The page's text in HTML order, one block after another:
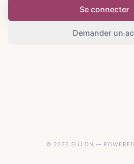
Se connecter
Demander un
© 2026 SILLON —